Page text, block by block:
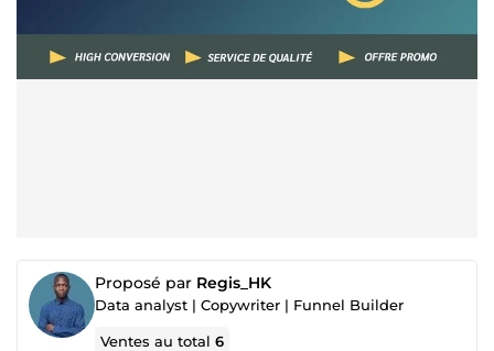
Proposé par Regis_HK
Data analyst | Copywriter | Funnel Builder
Ventes au total6